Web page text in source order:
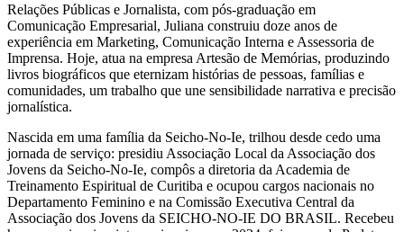
Relações Públicas e Jornalista, com pós-graduação em
Comunicação Empresarial, Juliana construiu doze anos de
experiência em Marketing, Comunicação Interna e Assessoria de
Imprensa. Hoje, atua na empresa Artesão de Memórias, produzindo
livros biográficos que eternizam histórias de pessoas, famílias e
comunidades, um trabalho que une sensibilidade narrativa e precisão
jornalística.
Nascida em uma família da Seicho-No-Ie, trilhou desde cedo uma
jornada de serviço: presidiu Associação Local da Associação dos
Jovens da Seicho-No-Ie, compôs a diretoria da Academia de
Treinamento Espiritual de Curitiba e ocupou cargos nacionais no
Departamento Feminino e na Comissão Executiva Central da
Associação dos Jovens da SEICHO-NO-IE DO BRASIL. Recebeu